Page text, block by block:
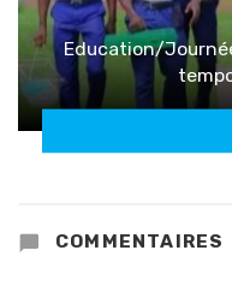
Education/
COMMENTAIRES